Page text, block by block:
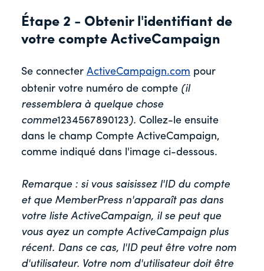
Étape 2 - Obtenir l'identifiant de
votre compte ActiveCampaign
Se connecter ActiveCampaign.com pour
obtenir votre numéro de compte (il
ressemblera à quelque chose
comme1234567890123 ). Collez-le ensuite
dans le champ Compte ActiveCampaign,
comme indiqué dans l'image ci-dessous.
Remarque : si vous saisissez l'ID du compte
et que MemberPress n'apparaît pas dans
votre liste ActiveCampaign, il se peut que
vous ayez un compte ActiveCampaign plus
récent. Dans ce cas, l'ID peut être votre nom
d'utilisateur. Votre nom d'utilisateur doit être